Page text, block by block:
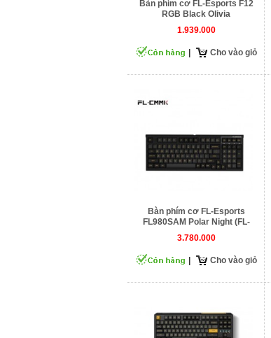
Bàn phím cơ FL-Esports F12
RGB Black Olivia
1.939.000
Cho vào giỏ
Bàn phím cơ FL-Esports
FL980SAM Polar Night (FL-
CMMK Cercis Switch)
3.780.000
Cho vào giỏ